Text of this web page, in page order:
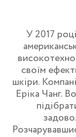
У 2017
своїм
шкіри.
Еріка Чанг.